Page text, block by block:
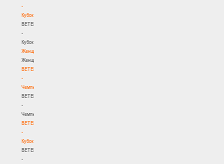
-
Кубок
BETERA
-
Кубок
Женщины
Женщины
BETERA
-
Чемпионат
BETERA
-
Чемпионат
BETERA
-
Кубок
BETERA
-